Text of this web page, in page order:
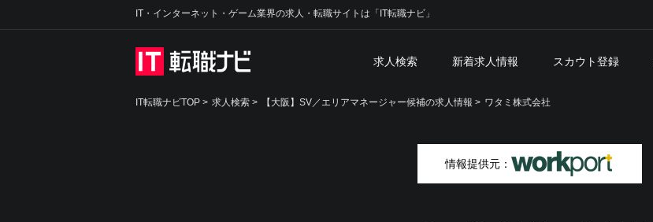
IT・インターネット・ゲーム業界の求人・転職サイトは「IT転職ナビ」
求人検索 新着求人情報 スカウト登録
IT転職ナビTOP > 求人検索 > 【大阪】SV／エリアマネージャー候補の求人情報 > ワタミ株式会社
情報提供元：